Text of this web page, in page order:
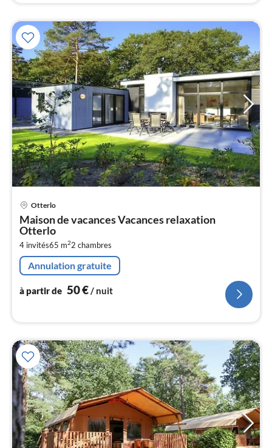
Otterlo
Maison de vacances Vacances relaxation
Otterlo
4 invités65 m22 chambres
Annulation gratuite
à partir de 50€/ nuit